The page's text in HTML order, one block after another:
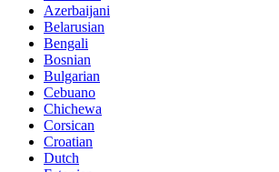
Azerbaijani
Belarusian
Bengali
Bosnian
Bulgarian
Cebuano
Chichewa
Corsican
Croatian
Dutch